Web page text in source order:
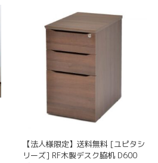
【法人様限定】送料無料 [ユピタシ
リーズ] RF木製デスク脇机 D600